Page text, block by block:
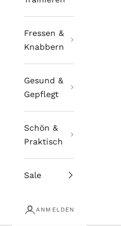
Fressen &
Knabbern
Gesund &
Gepflegt
Schön &
Praktisch
Sale
ANMELDEN